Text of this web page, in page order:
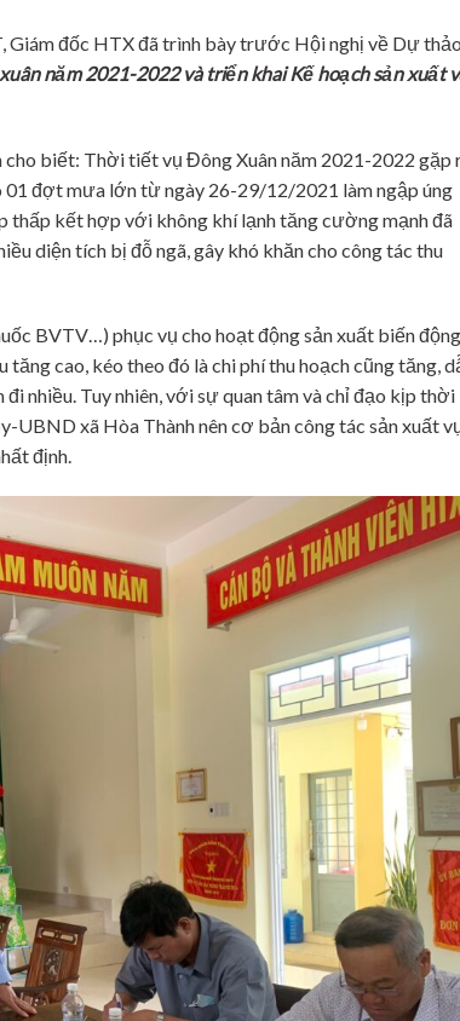
Giám đốc HTX đã trình bày trước Hội nghị về Dự
năm 2021-2022 và triển khai Kế hoạch sản xuất
biết: Thời tiết vụ Đông Xuân năm 2021-2022 gặp
01 đợt mưa lớn từ ngày 26-29/12/2021 làm ngập úng
thấp kết hợp với không khí lạnh tăng cường mạnh đã
diện tích bị đỗ ngã, gây khó khăn cho công tác thu
BVTV…) phục vụ cho hoạt động sản xuất biến động
cao, kéo theo đó là chi phí thu hoạch cũng tăng,
nhiều. Tuy nhiên, với sự quan tâm và chỉ đạo kịp thời
UBND xã Hòa Thành nên cơ bản công tác sản xuất
định.